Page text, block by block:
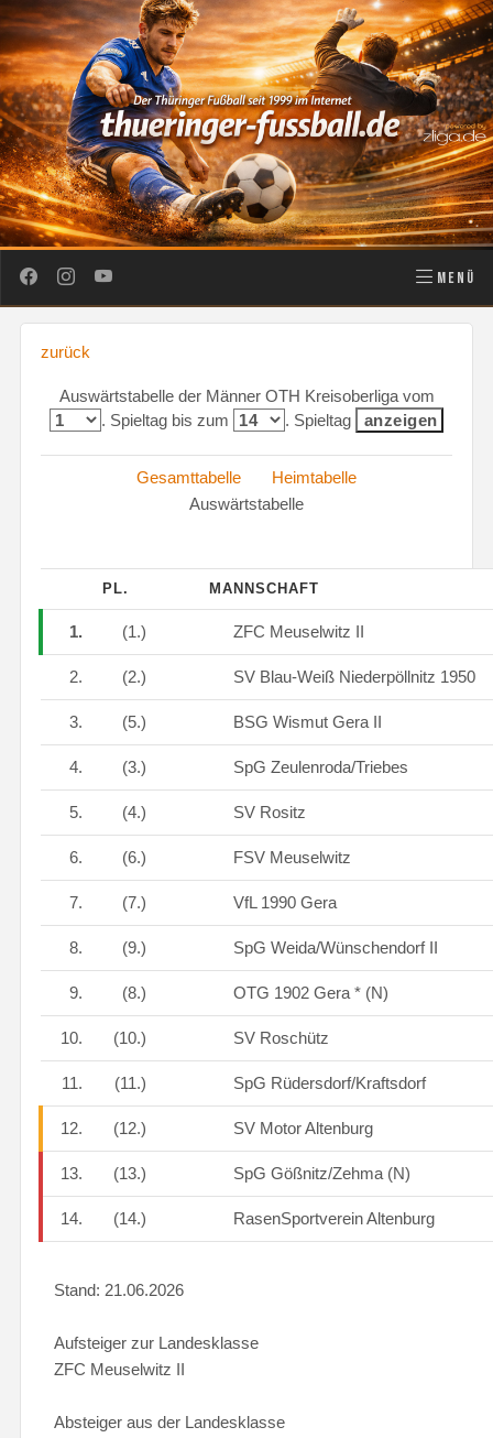
MENÜ
zurück
Auswärtstabelle der Männer OTH Kreisoberliga vom
. Spieltag bis zum
. Spieltag
Gesamttabelle
Heimtabelle
Auswärtstabelle
PL. MANNSCHAFT
1. (1.) ZFC Meuselwitz II
2. (2.) SV Blau-Weiß Niederpöllnitz 1950
3. (5.) BSG Wismut Gera II
4. (3.) SpG Zeulenroda/Triebes
5. (4.) SV Rositz
6. (6.) FSV Meuselwitz
7. (7.) VfL 1990 Gera
8. (9.) SpG Weida/Wünschendorf II
9. (8.) OTG 1902 Gera * (N)
10. (10.) SV Roschütz
11. (11.) SpG Rüdersdorf/Kraftsdorf
12. (12.) SV Motor Altenburg
13. (13.) SpG Gößnitz/Zehma (N)
14. (14.) RasenSportverein Altenburg
Stand: 21.06.2026
Aufsteiger zur Landesklasse
ZFC Meuselwitz II
Absteiger aus der Landesklasse